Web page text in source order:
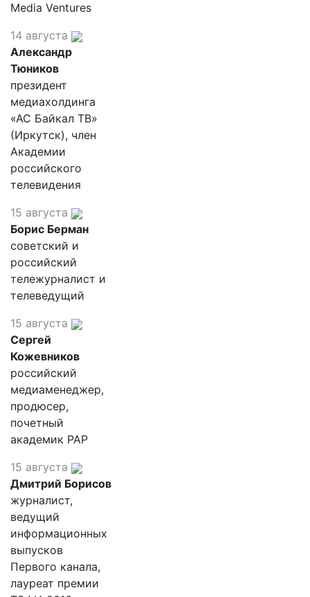
Media Ventures
14 августа
Александр
Тюников
президент
медиахолдинга
«АС Байкал ТВ»
(Иркутск), член
Академии
российского
телевидения
15 августа
Борис Берман
советский и
российский
тележурналист и
телеведущий
15 августа
Сергей
Кожевников
российский
медиаменеджер,
продюсер,
почетный
академик РАР
15 августа
Дмитрий Борисов
журналист,
ведущий
информационных
выпусков
Первого канала,
лауреат премии